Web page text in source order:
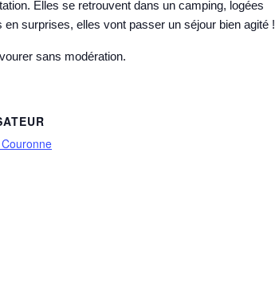
Elles se retrouvent dans un camping, logées
surprises, elles vont passer un séjour bien agité !
sans modération.